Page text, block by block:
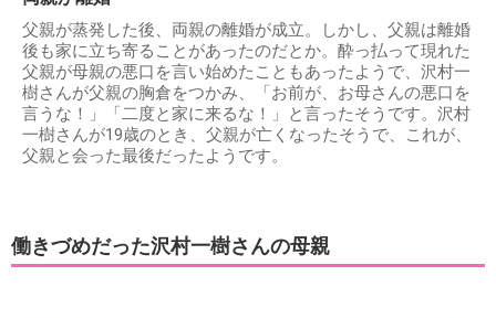
父親が蒸発した後、両親の離婚が成立。しかし、父親は離婚
後も家に立ち寄ることがあったのだとか。酔っ払って現れた
父親が母親の悪口を言い始めたこともあったようで、沢村一
樹さんが父親の胸倉をつかみ、「お前が、お母さんの悪口を
言うな！」「二度と家に来るな！」と言ったそうです。沢村
一樹さんが19歳のとき、父親が亡くなったそうで、これが、
父親と会った最後だったようです。
働きづめだった沢村一樹さんの母親